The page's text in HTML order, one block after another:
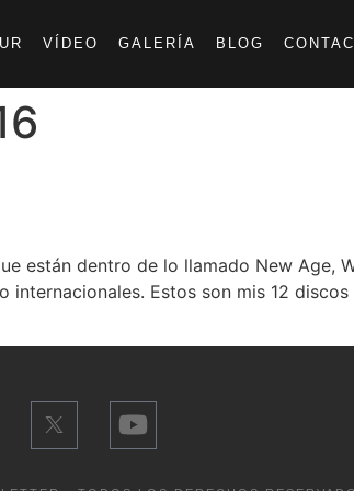
VÍDEO GALERÍA BLOG
están dentro de lo llamado New Age,
Estos son mis 12